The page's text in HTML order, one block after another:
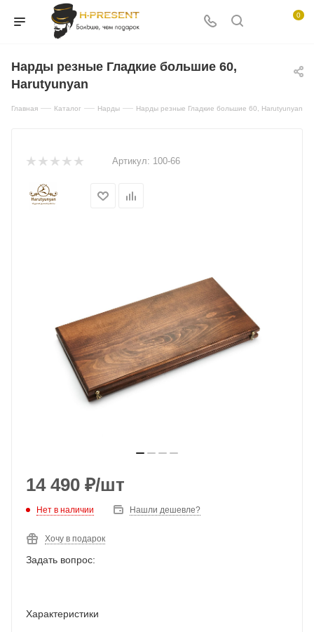
0
Нарды резные Гладкие большие 60,
Harutyunyan
Главная — Каталог — Нарды — Нарды резные Гладкие большие 60, Harutyunyan
Артикул: 100-66
14 490 ₽/шт
Нет в наличии Нашли дешевле?
Хочу в подарок
Задать вопрос:
Характеристики